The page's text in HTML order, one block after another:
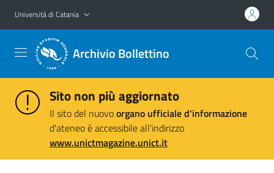
Vai al contenuto principale
Vai al menu di navigazione
Università di Catania
Archivio Bollettino
Sito non più aggiornato
Il sito del nuovoorgano ufficiale d'informazione
d'ateneo è accessibile all'indirizzo
www.unictmagazine.unict.it